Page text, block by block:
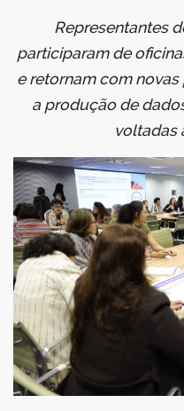
Representantes
participaram de
e retornam com
a produção de
voltadas